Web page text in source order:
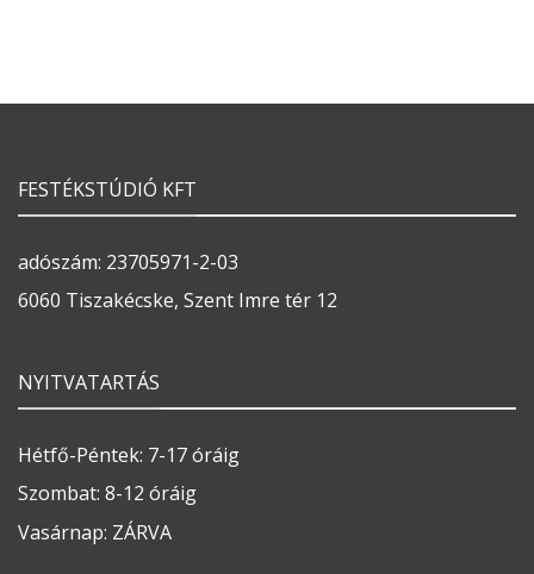
FESTÉKSTÚDIÓ KFT
adószám: 23705971-2-03
6060 Tiszakécske, Szent Imre tér 12
NYITVATARTÁS
Hétfő-Péntek: 7-17 óráig
Szombat: 8-12 óráig
Vasárnap: ZÁRVA